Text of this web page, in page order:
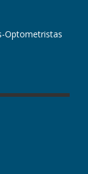
Optometristas